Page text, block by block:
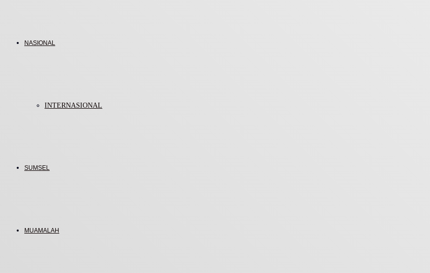
NASIONAL
INTERNASIONAL
SUMSEL
MUAMALAH